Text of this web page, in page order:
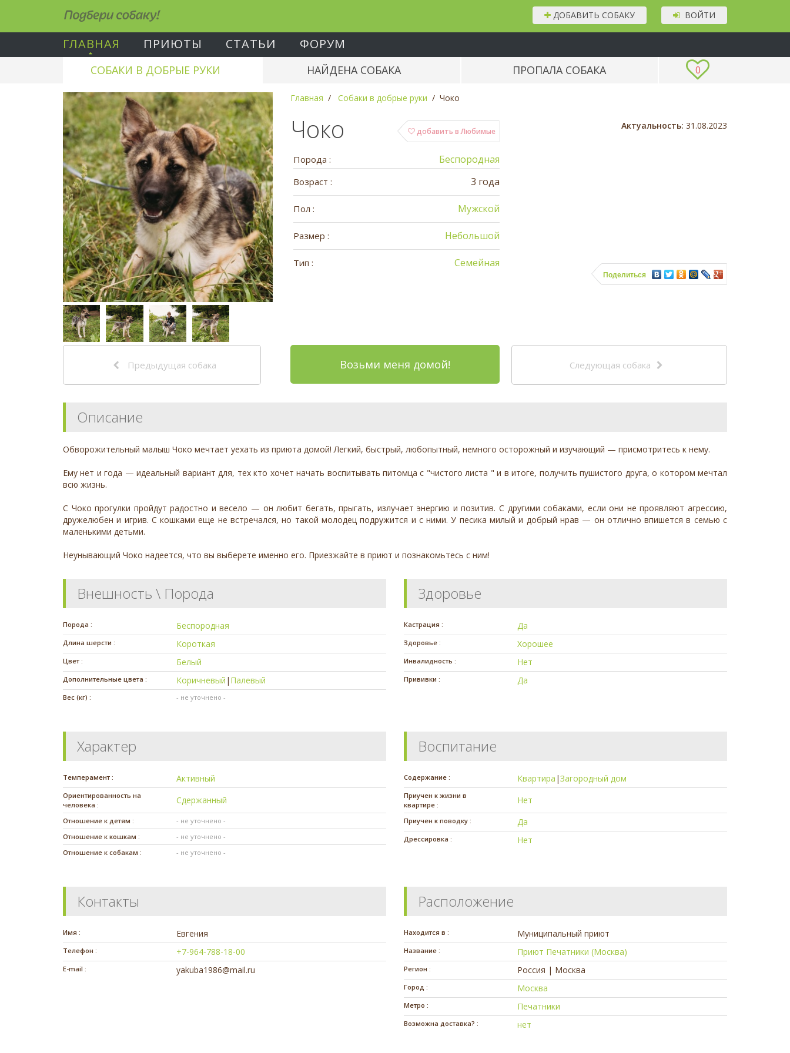
Подбери собаку! ВОЙТИ
ДОБАВИТЬ СОБАКУ
ГЛАВНАЯ ПРИЮТЫ СТАТЬИ ФОРУМ
0
СОБАКИ В ДОБРЫЕ РУКИ НАЙДЕНА СОБАКА ПРОПАЛА СОБАКА
Главная Собаки в добрые руки Чоко
добавить в Любимые
Чоко
Порода : Беспородная
Возраст : 3 года
Пол : Мужской
Размер : Небольшой
Тип : Семейная
Актуальность: 31.08.2023
Поделиться
Предыдущая собака Возьми меня домой! Следующая собака
Описание
Обворожительный малыш Чоко мечтает уехать из приюта домой! Легкий, быстрый, любопытный, немного осторожный и изучающий — присмотритесь к нему.
Ему нет и года — идеальный вариант для, тех кто хочет начать воспитывать питомца с "чистого листа " и в итоге, получить пушистого друга, о котором мечтал
всю жизнь.
С Чоко прогулки пройдут радостно и весело — он любит бегать, прыгать, излучает энергию и позитив. С другими собаками, если они не проявляют агрессию,
дружелюбен и игрив. С кошками еще не встречался, но такой молодец подружится и с ними. У песика милый и добрый нрав — он отлично впишется в семью с
маленькими детьми.
Неунывающий Чоко надеется, что вы выберете именно его. Приезжайте в приют и познакомьтесь с ним!
Внешность \ Порода
Порода : Беспородная
Длина шерсти : Короткая
Цвет : Белый
Дополнительные цвета : Коричневый | Палевый
Вес (кг) : - не уточнено -
Здоровье
Кастрация : Да
Здоровье : Хорошее
Инвалидность : Нет
Прививки : Да
Характер
Темперамент : Активный
Ориентированность на
человека :
Сдержанный
Отношение к детям :
- не уточнено -
Отношение к кошкам :
- не уточнено -
Отношение к собакам :
- не уточнено -
Воспитание
Содержание : Квартира |Загородный дом
Приучен к жизни в
квартире :
Нет
Приучен к поводку : Да
Дрессировка : Нет
Контакты
Имя : Евгения
Телефон : +7-964-788-18-00
E-mail : yakuba1986@mail.ru
Расположение
Находится в : Муниципальный приют
Название : Приют Печатники (Москва)
Регион : Россия | Москва
Город : Москва
Метро : Печатники
Возможна доставка? : нет